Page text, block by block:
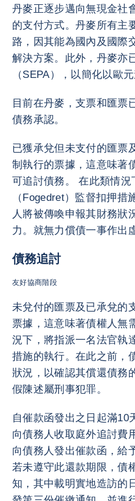
丹麥正逐步邁向無現金社
的支付方式。丹麥所有主
路，因其能為國內及國際
解決方案。此外，丹麥亦
（SEPA），以簡化以歐
目前在丹麥，支票和匯票
債務承認。
已獲承兌但未支付的匯票
制執行的票據，這意味著
可追討債務。 在此類情況
（Fogedret）監督扣押
人將被傳喚申報其財務狀
力。就無力償債一事作出
債務追討
友好協商階段
未兌付的匯票及已承兌的
票據，這意味著債權人無
況下，將指派一名法官執
措施的執行。在此之前，
狀況，以確認其償還債務
假陳述屬刑事犯罪。
自催款函發出之日起滿10
向債務人收取庭外追討費
向債務人發出催款函，給
若未遵守此還款期限，債
知，其中載明實地造訪的